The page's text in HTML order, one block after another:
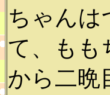
ちゃんは
て、もも
から二晩